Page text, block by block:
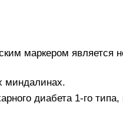
маркером является
миндалинах.
диабета 1-го типа,